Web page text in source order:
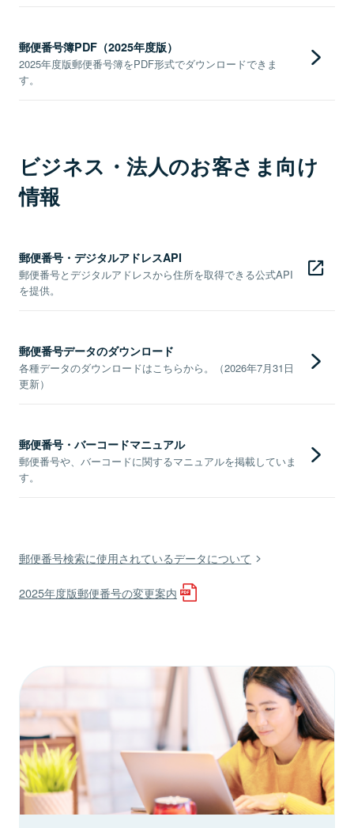
郵便番号簿PDF（2025年度版）
2025年度版郵便番号簿をPDF形式でダウンロードできま
す。
ビジネス・法人のお客さま向け
情報
郵便番号・デジタルアドレスAPI
郵便番号とデジタルアドレスから住所を取得できる公式API
を提供。
郵便番号データのダウンロード
各種データのダウンロードはこちらから。（2026年7月31日
更新）
郵便番号・バーコードマニュアル
郵便番号や、バーコードに関するマニュアルを掲載していま
す。
郵便番号検索に使用されているデータについて
2025年度版郵便番号の変更案内